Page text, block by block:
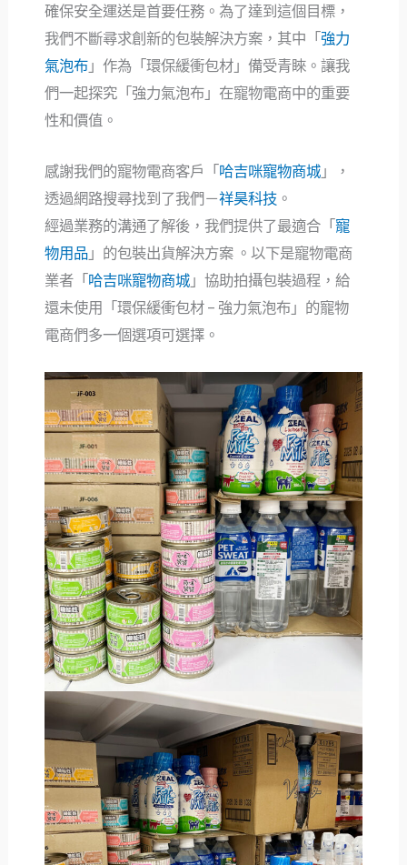
確保安全運送是首要任務。為了達到這個目標，
我們不斷尋求創新的包裝解決方案，其中「強力
氣泡布」作為「環保緩衝包材」備受青睞。讓我
們一起探究「強力氣泡布」在寵物電商中的重要
性和價值。
感謝我們的寵物電商客戶「哈吉咪寵物商城」，
透過網路搜尋找到了我們－祥昊科技。
經過業務的溝通了解後，我們提供了最適合「寵
物用品」的包裝出貨解決方案 。以下是寵物電商
業者「哈吉咪寵物商城」協助拍攝包裝過程，給
還未使用「環保緩衝包材 – 強力氣泡布」的寵物
電商們多一個選項可選擇。